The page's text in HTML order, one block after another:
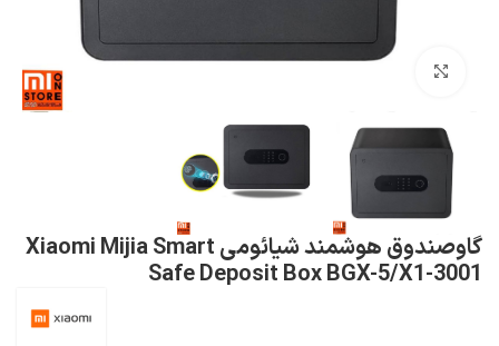
گاوصندوق هوشمند شیائومی Xiaomi Mijia Smart
Safe Deposit Box BGX-5/X1-3001